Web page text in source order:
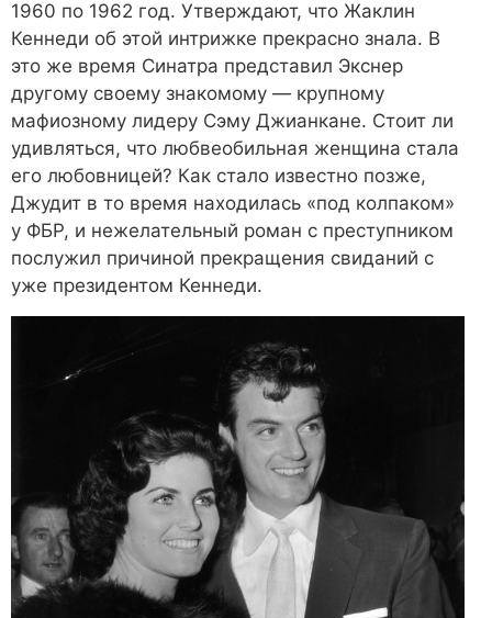
1960 по 1962 год. Утверждают, что Жаклин
Кеннеди об этой интрижке прекрасно знала. В
это же время Синатра представил Экснер
другому своему знакомому — крупному
мафиозному лидеру Сэму Джианкане. Стоит ли
удивляться, что любвеобильная женщина стала
его любовницей? Как стало известно позже,
Джудит в то время находилась «под колпаком»
у ФБР, и нежелательный роман с преступником
послужил причиной прекращения свиданий с
уже президентом Кеннеди.